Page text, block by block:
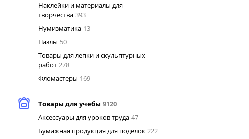
Наклейки и материалы для
творчества 393
Нумизматика 13
Пазлы 50
Товары для лепки и скульптурных
работ 278
Фломастеры 169
Товары для учебы 9120
Аксессуары для уроков труда 47
Бумажная продукция для поделок 222